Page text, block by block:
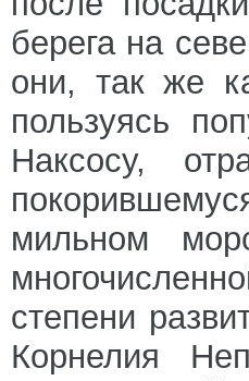
берега на
они, так же
пользуясь
Наксосу,
мильном
степени
Корнелия